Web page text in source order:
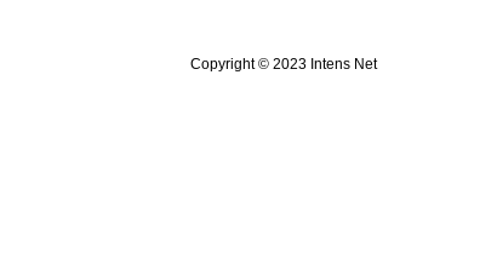
Copyright © 2023 Intens Net